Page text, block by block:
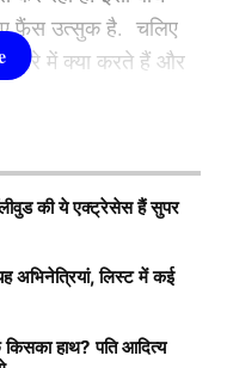
Kapoor )
श्रद्धा कपूर मौजूद है.
के साथ फैंस श्रद्धा को
करते हैं. उनकी
है. वहीं, श्रद्धा ने अपने
(Teen Patti) फ़िल्म से
ऑफिस पर कुछ खास
आई रोमांटिक फिल्म
फैंस उत्सुक है. चलिए
बारे में क्या करते हैं और
कितनी
के पति का नाम आदित्य
मीडिया रिपोर्ट्स का
की संपत्ति है. रानी
की ये एक्ट्रेसेस हैं सुपर
अभिनेत्रियां, लिस्ट में कई
हाथ? पति आदित्य